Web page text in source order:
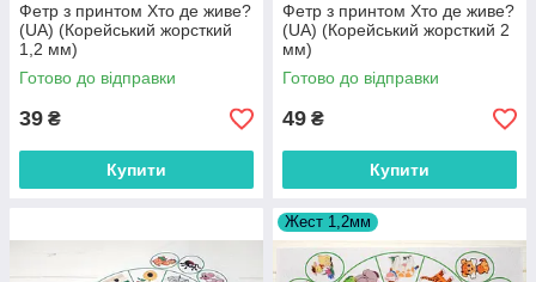
Фетр з принтом Хто де живе?
(UA) (Корейський жорсткий
1,2 мм)
Готово до відправки
39 ₴
Купити
Фетр з принтом Хто де живе?
(UA) (Корейський жорсткий 2
мм)
Готово до відправки
49 ₴
Купити
Жест 1,2мм